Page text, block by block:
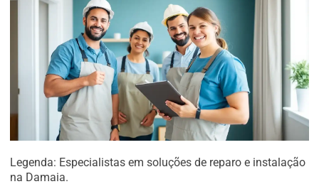
Legenda: Especialistas em soluções de reparo e instalação
na Damaia.